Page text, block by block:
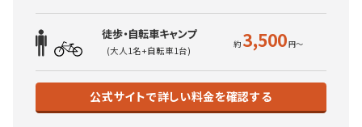
徒歩・自転車キャンプ
(大人1名+自転車1台) 3,500
公式サイトで詳しい料金を確認する